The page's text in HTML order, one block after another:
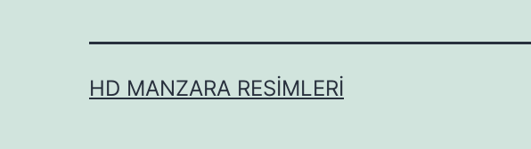
HD MANZARA RESIMLERI